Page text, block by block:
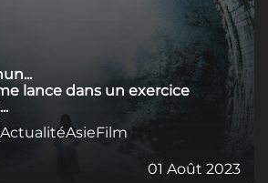
lance dans un exercice
ActualitéAsieFilm
01 Août 2023